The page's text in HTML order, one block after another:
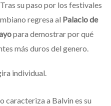
su paso por los festivales
regresa al Palacio de
para demostrar por qué
más duros del genero.
individual.
caracteriza a Balvin es su